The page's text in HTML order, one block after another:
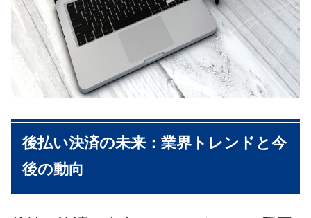
後払い決済の未来：業界トレンドと今
後の動向